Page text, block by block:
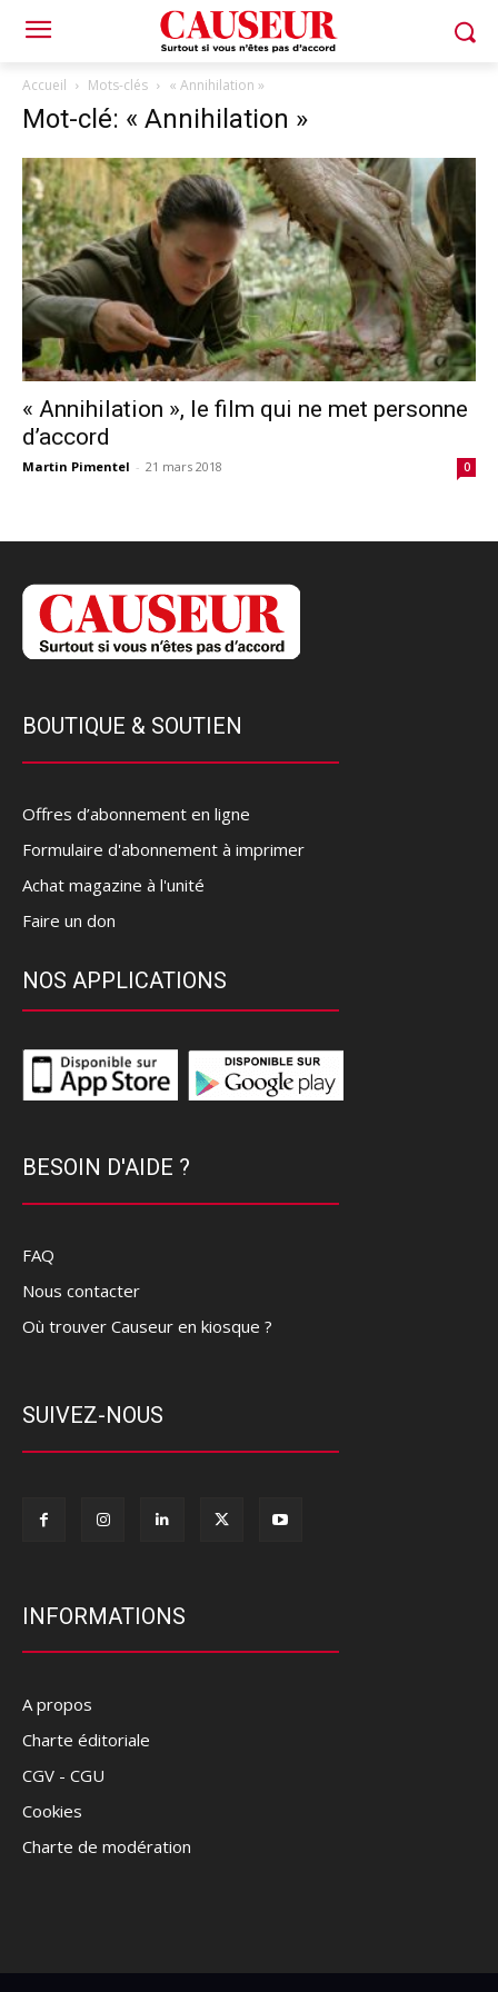
Accueil Mots-clés « Annihilation »
Mot-clé: « Annihilation »
« Annihilation », le film qui ne met personne
d’accord
Martin Pimentel - 21 mars 2018 0
BOUTIQUE & SOUTIEN
Offres d’abonnement en ligne
Formulaire d'abonnement à imprimer
Achat magazine à l'unité
Faire un don
NOS APPLICATIONS
BESOIN D'AIDE ?
FAQ
Nous contacter
Où trouver Causeur en kiosque ?
SUIVEZ-NOUS
INFORMATIONS
A propos
Charte éditoriale
CGV - CGU
Cookies
Charte de modération